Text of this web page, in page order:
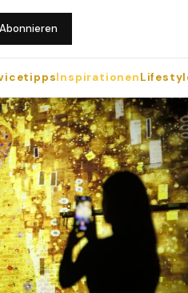
Abonnieren
Inspirationen